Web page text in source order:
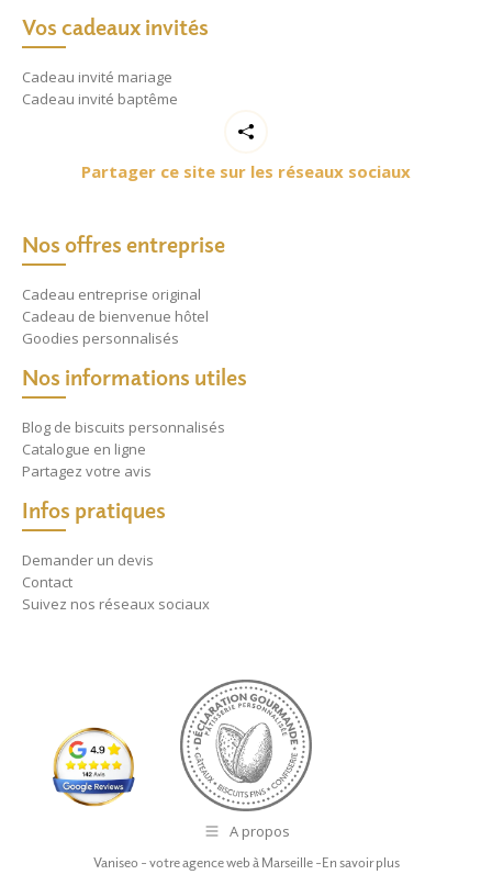
Vos cadeaux invités
Cadeau invité mariage
Cadeau invité baptême
Partager ce site sur les réseaux sociaux
Nos offres entreprise
Cadeau entreprise original
Cadeau de bienvenue hôtel
Goodies personnalisés
Nos informations utiles
Blog de biscuits personnalisés
Catalogue en ligne
Partagez votre avis
Infos pratiques
Demander un devis
Contact
Suivez nos réseaux sociaux
A propos
Vaniseo - votre agence web à Marseille -En savoir plus